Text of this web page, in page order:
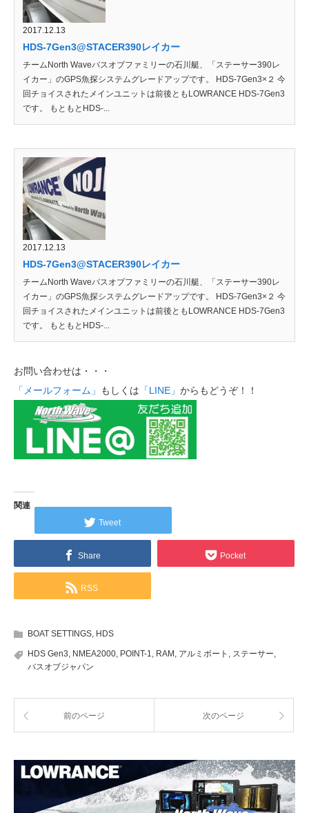
2017.12.13
HDS-7Gen3@STACER390レイカー
チームNorth Waveバスオブファミリーの石川艇、「ステーサー390レ
イカー」のGPS魚探システムグレードアップです。 HDS-7Gen3×２ 今
回チョイスされたメインユニットは前後ともLOWRANCE HDS-7Gen3
です。 もともとHDS-...
2017.12.13
HDS-7Gen3@STACER390レイカー
チームNorth Waveバスオブファミリーの石川艇、「ステーサー390レ
イカー」のGPS魚探システムグレードアップです。 HDS-7Gen3×２ 今
回チョイスされたメインユニットは前後ともLOWRANCE HDS-7Gen3
です。 もともとHDS-...
お問い合わせは・・・
「メールフォーム」
もしくは 「LINE」 からもどうぞ！！
関連
Tweet
Share Pocket
RSS
BOAT SETTINGS, HDS
HDS Gen3, NMEA2000, POINT-1, RAM, アルミボート , ステーサー,
バスオブジャパン
前のページ 次のページ